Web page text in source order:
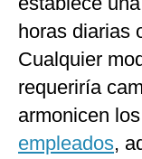
horas diarias
Cualquier
requeriría
armonicen
empleados,